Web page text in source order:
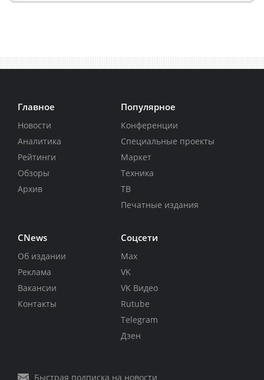
Главное
Новости
Аналитика
Рейтинги
Обзоры
Архив
Популярное
Конференции
Специальные проекты
Маркет
Техника
ТВ
Печатные издания
CNews
Об издании
Реклама
Вакансии
Контакты
Соцсети
Max
VK
VK Видео
Rutube
Telegram
Дзен
Быстрая подписка на новости